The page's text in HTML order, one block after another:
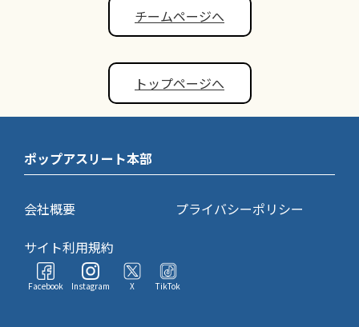
チームページへ
トップページへ
ポップアスリート本部
会社概要
プライバシーポリシー
サイト利用規約
Facebook Instagram X TikTok